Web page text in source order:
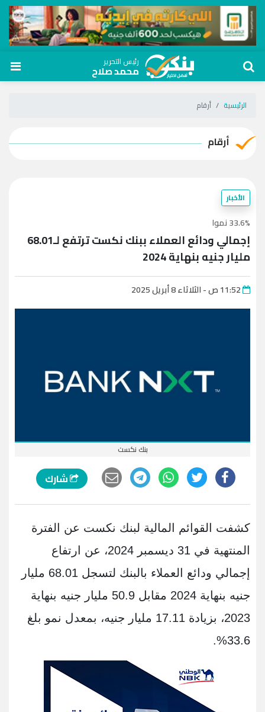
رئيس التحرير
محمد صلاح
الرئيسية أرقام
أرقام
الأخبار
33.6% نموا
إجمالي ودائع العملاء ببنك نكست ترتفع لـ68.01
مليار جنيه بنهاية 2024
بنك نكست
شارك
كشفت القوائم المالية لبنك نكست عن الفترة
المنتهية في 31 ديسمبر 2024، عن ارتفاع
إجمالي ودائع العملاء بالبنك لتسجل 68.01 مليار
جنيه بنهاية 2024 مقابل 50.9 مليار جنيه بنهاية
2023، بزيادة 17.11 مليار جنيه، بمعدل نمو بلغ
33.6%.